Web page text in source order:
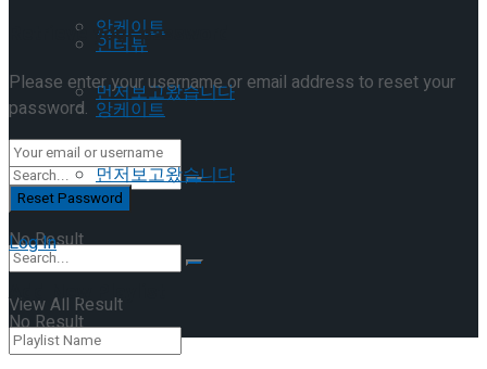
앙케이트
먼저보고왔습니다
No Result
View All Result
인터뷰
앙케이트
먼저보고왔습니다
No Result
Retrieve your password
Please enter your username or email address to reset your
password.
Log In
Add New Playlist